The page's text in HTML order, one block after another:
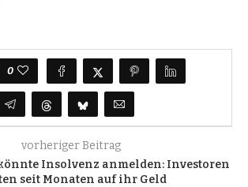
0
vorheriger Beitrag
könnte Insolvenz anmelden: Investoren
seit Monaten auf ihr Geld